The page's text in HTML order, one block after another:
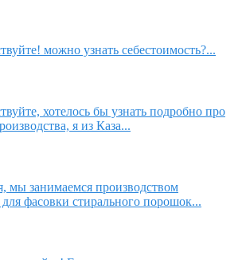
можно узнать себестоимость?...
хотелось бы узнать подробно про
я из Каза...
мы занимаемся производством
фасовки стирального порошок...